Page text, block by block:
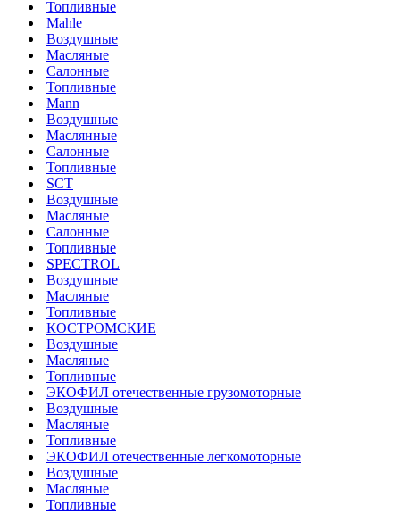
Топливные
Mahle
Воздушные
Масляные
Салонные
Топливные
Mann
Воздушные
Маслянные
Салонные
Топливные
SCT
Воздушные
Масляные
Салонные
Топливные
SPECTROL
Воздушные
Масляные
Топливные
КОСТРОМСКИЕ
Воздушные
Масляные
Топливные
ЭКОФИЛ отечественные грузомоторные
Воздушные
Масляные
Топливные
ЭКОФИЛ отечественные легкомоторные
Воздушные
Масляные
Топливные